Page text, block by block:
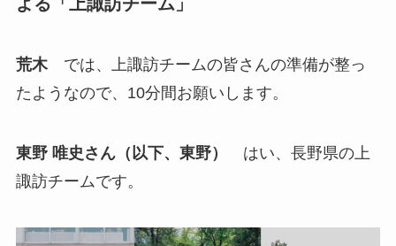
荒木では、上諏訪チームの皆さんの準備が整っ
たようなので、10分間お願いします。
東野 唯史 さん（以下、東野）
はい、長野県の上
諏訪チームです。